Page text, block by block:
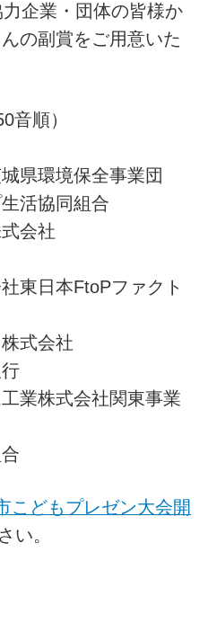
企業・団体の皆様か
の副賞をご用意いた
音順）
環境保全事業団
生活協同組合
会社
日本FtoPファクト
式会社
株式会社関東事業
こどもプレゼン大会開
い。